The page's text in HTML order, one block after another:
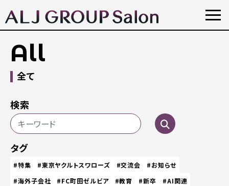
All
全て
検索
タグ
#特集 #東京ヤクルトスワローズ #交流会
#お知らせ
#海外子会社
#FC町田ゼルビア #教育 #新卒
#AI関連